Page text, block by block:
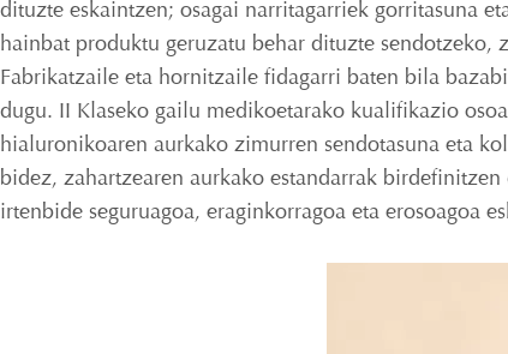
dituzte eskaintzen; osagai narritagarriek gorritasuna
hainbat produktu geruzatu behar dituzte
Fabrikatzaile eta hornitzaile fidagarri baten bila
dugu. II Klaseko gailu medikoetarako kualifikazio
hialuronikoaren aurkako zimurren sendotasuna eta
bidez, zahartzearen aurkako estandarrak
irtenbide seguruagoa, eraginkorragoa eta erosoagoa